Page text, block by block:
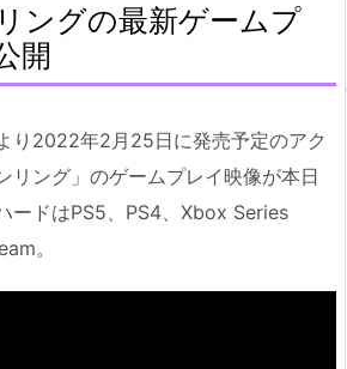
ングの最新ゲームプ
開
り2022年2月25日に発売予定のアク
リング」のゲームプレイ映像が本日
ードはPS5、PS4、Xbox Series
。